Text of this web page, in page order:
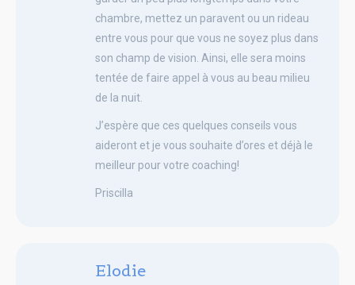
chambre, mettez un paravent ou un rideau
entre vous pour que vous ne soyez plus dans
son champ de vision. Ainsi, elle sera moins
tentée de faire appel à vous au beau milieu
de la nuit.
J’espère que ces quelques conseils vous
aideront et je vous souhaite d’ores et déjà le
meilleur pour votre coaching!
Priscilla
Elodie